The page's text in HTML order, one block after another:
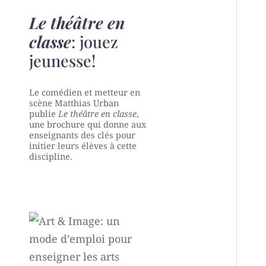
Le théâtre en
classe: jouez
jeunesse!
Le comédien et metteur en
scène Matthias Urban
publie Le théâtre en classe,
une brochure qui donne aux
enseignants des clés pour
initier leurs élèves à cette
discipline.